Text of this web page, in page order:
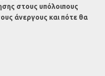
στους υπόλοιπους
άνεργους και πότε θα